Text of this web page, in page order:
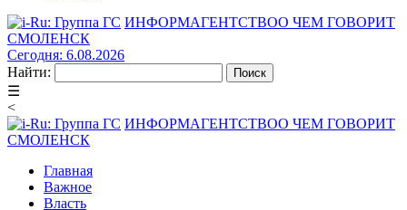
ИНФОРМАГЕНТСТВОО ЧЕМ ГОВОРИТ
СМОЛЕНСК
Сегодня: 6.08.2026
Найти:
☰
<
ИНФОРМАГЕНТСТВОО ЧЕМ ГОВОРИТ
СМОЛЕНСК
Главная
Важное
Власть